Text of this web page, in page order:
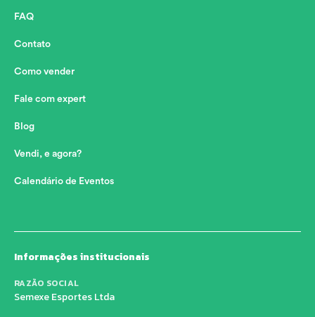
FAQ
Contato
Como vender
Fale com expert
Blog
Vendi, e agora?
Calendário de Eventos
Informações institucionais
RAZÃO SOCIAL
Semexe Esportes Ltda